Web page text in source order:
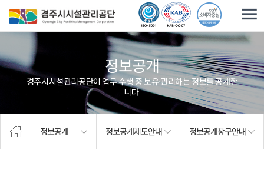
정보공개
경주시시설관리공단이 업무 수행 중 보유·관리하는 정보를 공개합
니다.
정보공개 정보공개제도안내 정보공개창구안내